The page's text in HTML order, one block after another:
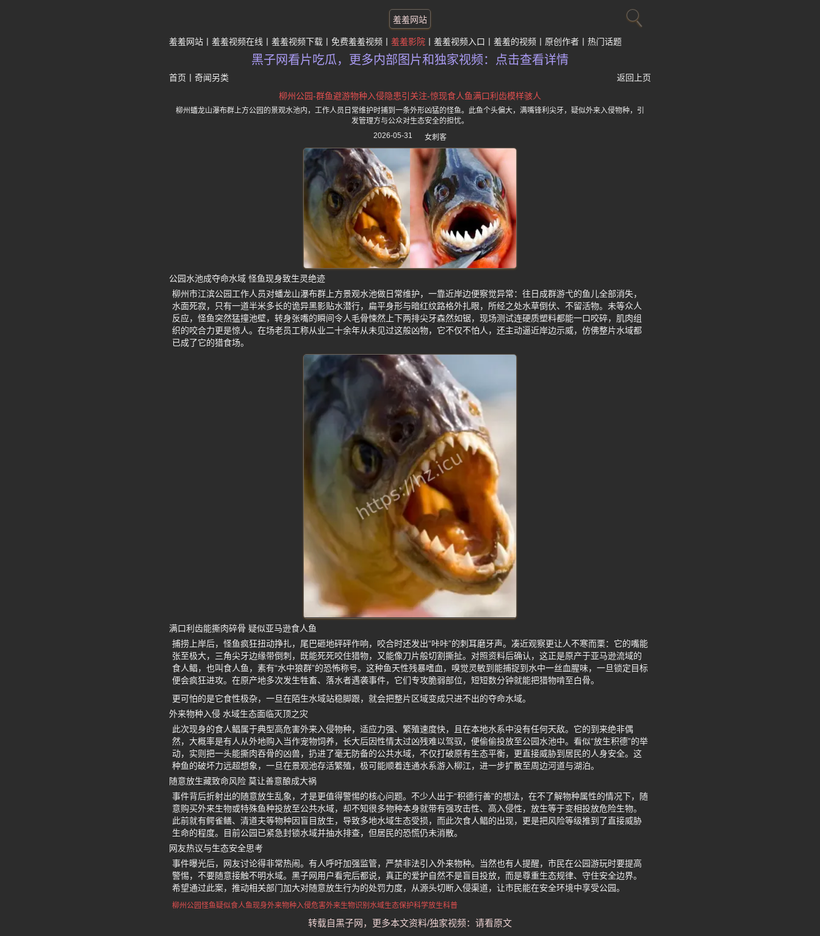
羞羞网站
羞羞网站 羞羞视频在线 羞羞视频下载 免费羞羞视频 羞羞影院 羞羞视频入口 羞羞的视频 原创作者 热门话题
黑子网看片吃瓜，更多内部图片和独家视频：点击查看详情
首页 奇闻另类
返回上页
柳州公园-群鱼避游物种入侵隐患引关注-惊现食人鱼满口利齿模样骇人
柳州蟠龙山瀑布群上方公园的景观水池内，工作人员日常维护时捕到一条外形凶猛的怪鱼。此鱼个头偏大，满嘴锋利尖牙，疑似外来入侵物种，引
发管理方与公众对生态安全的担忧。
2026-05-31
女刺客
公园水池成夺命水域 怪鱼现身致生灵绝迹
柳州市江滨公园工作人员对蟠龙山瀑布群上方景观水池做日常维护，一靠近岸边便察觉异常：往日成群游弋的鱼儿全部消失，
水面死寂，只有一道半米多长的诡异黑影贴水潜行，扁平身形与暗红纹路格外扎眼，所经之处水草倒伏、不留活物。未等众人
反应，怪鱼突然猛撞池壁，转身张嘴的瞬间令人毛骨悚然上下两排尖牙森然如锯，现场测试连硬质塑料都能一口咬碎，肌肉组
织的咬合力更是惊人。在场老员工称从业二十余年从未见过这般凶物，它不仅不怕人，还主动逼近岸边示威，仿佛整片水域都
已成了它的猎食场。
满口利齿能撕肉碎骨 疑似亚马逊食人鱼
捕捞上岸后，怪鱼疯狂扭动挣扎，尾巴砸地砰砰作响，咬合时还发出“咔咔”的刺耳磨牙声。凑近观察更让人不寒而栗：它的嘴能
张至极大，三角尖牙边缘带倒刺，既能死死咬住猎物，又能像刀片般切割撕扯。对照资料后确认，这正是原产于亚马逊流域的
食人鲳，也叫食人鱼，素有“水中狼群”的恐怖称号。这种鱼天性残暴嗜血，嗅觉灵敏到能捕捉到水中一丝血腥味，一旦锁定目标
便会疯狂进攻。在原产地多次发生牲畜、落水者遇袭事件，它们专攻脆弱部位，短短数分钟就能把猎物啃至白骨。
更可怕的是它食性极杂，一旦在陌生水域站稳脚跟，就会把整片区域变成只进不出的夺命水域。
外来物种入侵 水域生态面临灭顶之灾
此次现身的食人鲳属于典型高危害外来入侵物种，适应力强、繁殖速度快，且在本地水系中没有任何天敌。它的到来绝非偶
然，大概率是有人从外地购入当作宠物饲养，长大后因性情太过凶残难以驾驭，便偷偷投放至公园水池中。看似“放生积德”的举
动，实则把一头能撕肉吞骨的凶兽，扔进了毫无防备的公共水域，不仅打破原有生态平衡，更直接威胁到居民的人身安全。这
种鱼的破坏力远超想象，一旦在景观池存活繁殖，极可能顺着连通水系游入柳江，进一步扩散至周边河道与湖泊。
随意放生藏致命风险 莫让善意酿成大祸
事件背后折射出的随意放生乱象，才是更值得警惕的核心问题。不少人出于“积德行善”的想法，在不了解物种属性的情况下，随
意购买外来生物或特殊鱼种投放至公共水域，却不知很多物种本身就带有强攻击性、高入侵性，放生等于变相投放危险生物。
此前就有鳄雀鳝、清道夫等物种因盲目放生，导致多地水域生态受损，而此次食人鲳的出现，更是把风险等级推到了直接威胁
生命的程度。目前公园已紧急封锁水域并抽水排查，但居民的恐慌仍未消散。
网友热议与生态安全思考
事件曝光后，网友讨论得非常热闹。有人呼吁加强监管，严禁非法引入外来物种。当然也有人提醒，市民在公园游玩时要提高
警惕，不要随意接触不明水域。黑子网用户看完后都说，真正的爱护自然不是盲目投放，而是尊重生态规律、守住安全边界。
希望通过此案，推动相关部门加大对随意放生行为的处罚力度，从源头切断入侵渠道，让市民能在安全环境中享受公园。
柳州公园怪鱼疑似食人鱼现身外来物种入侵危害外来生物识别 水域生态保护科学放生科普
转载自黑子网，更多本文资料/独家视频：请看原文